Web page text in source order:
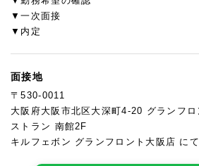
▼一次面接
▼内定
面接地
〒530-0011
大阪府大阪市北区大深町4-20 グランフ
ストラン 南館2F
キルフェボン グランフロント大阪店 にて